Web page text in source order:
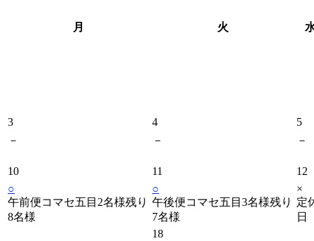
月 火
3
－
4
－
5
－
10
○
午前便コマセ五目2名様残り
8名様
11
○
午後便コマセ五目3名様残り
7名様
12
×
定
日
18